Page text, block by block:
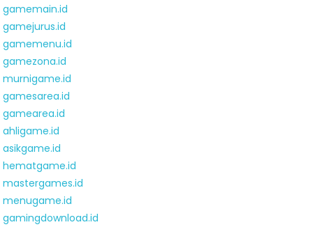
gamemain.id
gamejurus.id
gamemenu.id
gamezona.id
murnigame.id
gamesarea.id
gamearea.id
ahligame.id
asikgame.id
hematgame.id
mastergames.id
menugame.id
gamingdownload.id